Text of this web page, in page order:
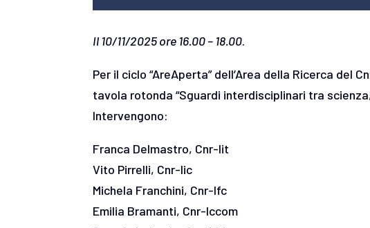
Il 10/11/2025 ore 16.00 – 18.00.
Per il ciclo “AreAperta” dell’Area della Ricerca del
tavola rotonda “Sguardi interdisciplinari tra
Intervengono:
Franca Delmastro, Cnr-Iit
Vito Pirrelli, Cnr-Iic
Michela Franchini, Cnr-Ifc
Emilia Bramanti, Cnr-Iccom